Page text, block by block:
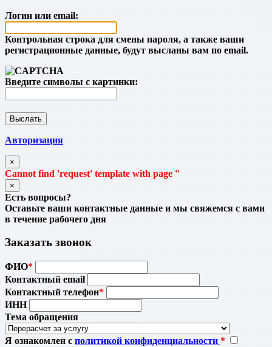
Логин или email:
Контрольная строка для смены пароля, а также ваши
регистрационные данные, будут высланы вам по email.
Введите символы с картинки:
Авторизация
×
Cannot find 'request' template with page ''
×
Есть вопросы?
Оставьте ваши контактные данные и мы свяжемся с вами
в течение рабочего дня
Заказать звонок
ФИО*
Контактный email
Контактный телефон*
ИНН
Тема обращения
Я ознакомлен с политикой конфиденциальности *